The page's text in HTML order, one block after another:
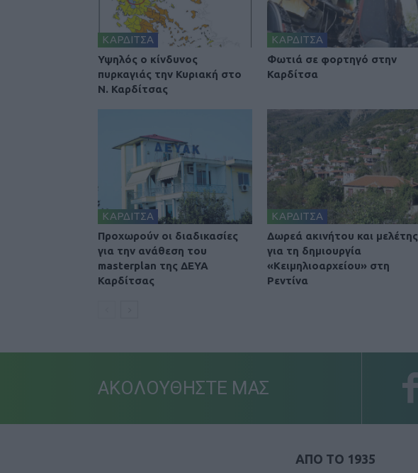
ΚΑΡΔΙΤΣΑ
Υψηλός ο κίνδυνος
πυρκαγιάς την Κυριακή στο
Ν. Καρδίτσας
ΚΑΡΔΙΤΣΑ
Φωτιά σε φορτηγό στην
Καρδίτσα
ΚΑΡΔΙΤΣΑ
Προχωρούν οι διαδικασίες
για την ανάθεση του
masterplan της ΔΕΥΑ
Καρδίτσας
ΚΑΡΔΙΤΣΑ
Δωρεά ακινήτου και μελέτης
για τη δημιουργία
«Κειμηλιοαρχείου» στη
Ρεντίνα
ΑΚΟΛΟΥΘΗΣΤΕ ΜΑΣ
ΑΠΟ ΤΟ 1935